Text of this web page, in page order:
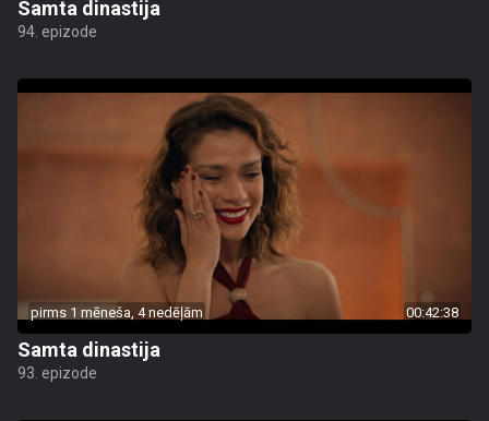
Samta dinastija
94. epizode
pirms 1 mēneša, 4 nedēļām 00:42:38
Samta dinastija
93. epizode